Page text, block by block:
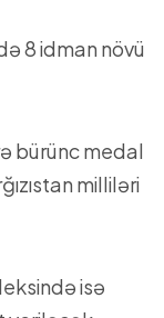
8 idman növü
bürünc medal
milliləri
isə